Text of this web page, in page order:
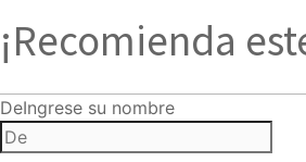
¡Recomienda
DeIngrese su nombre